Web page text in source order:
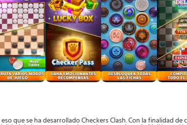
que se ha desarrollado Checkers Clash. Con la finalidad de